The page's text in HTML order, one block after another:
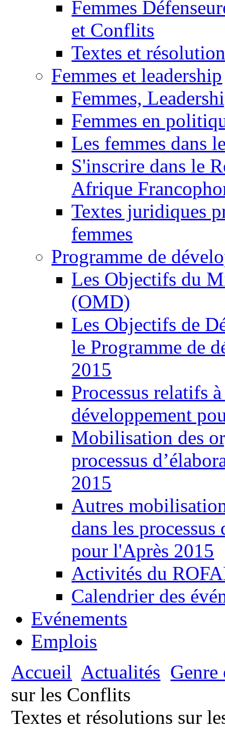
Femmes
et Conflits
Textes et
Femmes et leadership
Femmes,
Femmes en
Les femmes dans
S'inscrire dans le
Afrique
Textes juridiques
femmes
Programme de
Les Objectifs du
(OMD)
Les Objectifs de
le Programme de
2015
Processus relatifs
développement
Mobilisation des
processus
2015
Autres
dans les
pour l'Après 2015
Activités du
Calendrier des
Evénements
Emplois
Accueil Actualités
sur les Conflits
Textes et résolutions sur